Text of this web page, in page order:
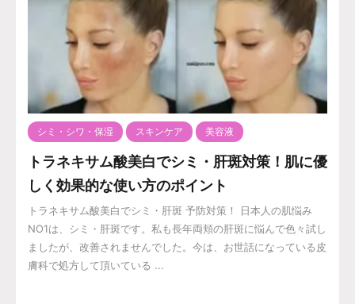
シミ・シワ・保湿 スキンケア 美容液
トラネキサム酸美白でシミ・肝斑対策！肌に優
しく効果的な使い方のポイント
トラネキサム酸美白でシミ・肝斑 予防対策！ 日本人の肌悩み
NO1は、シミ・肝斑です。私も長年両頬の肝斑に悩んで色々試し
ましたが、改善されませんでした。今は、お世話になっている皮
膚科で処方して頂いている ...